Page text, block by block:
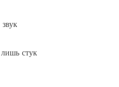
звук
лишь стук